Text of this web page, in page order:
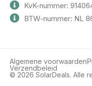
KvK-nummer:
BTW-nummer: NL
© 2026 SolarDeals. Alle
Algemene voorwaarden
Verzendbeleid